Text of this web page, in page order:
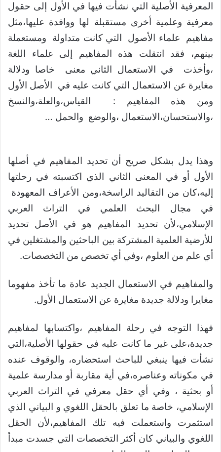
المعرفية الأصلية التي نشأت فيها في الأول إلى حقول
معرفية وعلمية أخرى مستقبلة لها ووافدة عليها،مثل
مفاهيم علماء الأصول التي كانت متداولة ومستعملة
بينهم، فقد انتقلت هذه المفاهيم إلى علماء اللغة
،وأخذت في الاستعمال الثاني معنى خاصا ودلالة
مغايرة عن الاستعمال التي كانت عليه في الأصل الأول
ومن هذه المفاهيم : القياس،والعلة،والنسخ
،والاستحسان،الاستعمال ،والوضع والحمل …
وهذا يدل بشكل صريح أن تحديد المفاهيم في أصلها
الأول أو في المعنى الثاني الذي اكتسبته في رحلتها
إليه،كان من التقاليد الراسخة،ومن الأعراف المعهودة
في مجال البحث العلمي في التراث العربي
الإسلامي،لأن تحديد المفاهيم هو في الأصل تحديد
للأرضية العلمية المشتركة بين الباحثين والمشتغلين في
أي علم من العلوم ،وفي أي تخصص من التخصصات.
والمفاهيم في الاستعمال الجديد عادة ما تأخذ مفهوما
مغايرا ودلالة جديدة مغايرة عن الاستعمال الأول.
فهذا التوجه في رحلة المفاهيم ،واكتسابها لمفاهيم
جديدة،على غير ما كانت عليه في حقولها الأصلية،التي
نشأت فيها ينبغي للباحث استحضاره، والوقوف عنده
في مكوناته وعناصره،في أية مقاربة أو مدارسة علمية
أو بحثية ، وفي أي حقل معرفي في التراث العربي
الإسلامي، خاصة ما تعلق بالحقل اللغوي و البياني الذي
استثمرت واستعملت فيه تلك المفاهيم،لأن الحقل
اللغوي والبياني كان أكثر التخصصات التي جسدت مبدأ